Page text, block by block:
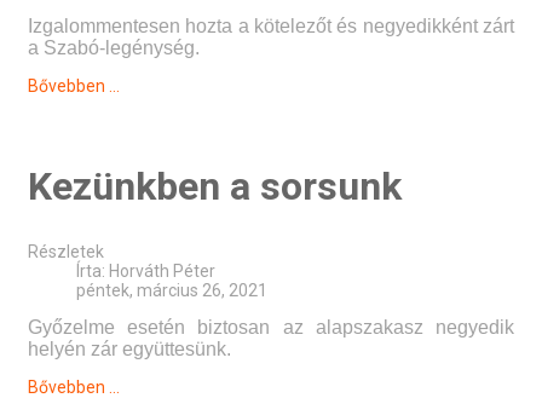
Izgalommentesen hozta a kötelezőt és negyedikként zárt
a Szabó-legénység.
Bővebben ...
Kezünkben a sorsunk
Részletek
Írta: Horváth Péter
péntek, március 26, 2021
Győzelme esetén biztosan az alapszakasz negyedik
helyén zár együttesünk.
Bővebben ...